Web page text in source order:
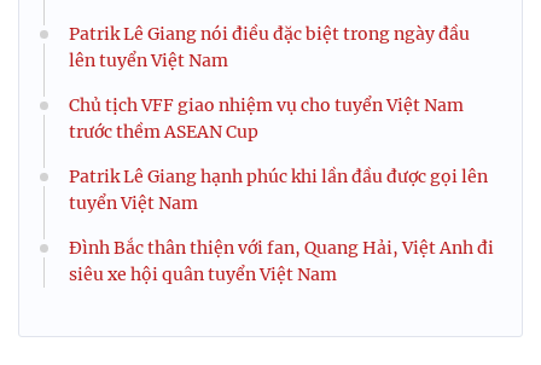
Patrik Lê Giang nói điều đặc biệt trong ngày đầu
lên tuyển Việt Nam
Chủ tịch VFF giao nhiệm vụ cho tuyển Việt Nam
trước thềm ASEAN Cup
Patrik Lê Giang hạnh phúc khi lần đầu được gọi lên
tuyển Việt Nam
Đình Bắc thân thiện với fan, Quang Hải, Việt Anh đi
siêu xe hội quân tuyển Việt Nam